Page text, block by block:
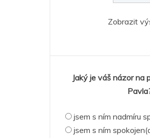
Zobrazit
Jaký je váš názor na
jsem s ním nadmíru
jsem s ním